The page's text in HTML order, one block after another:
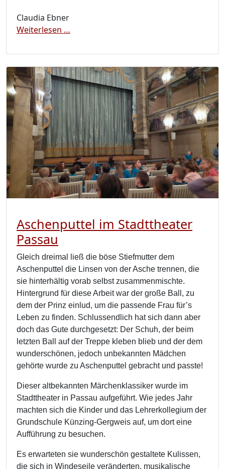
Claudia Ebner
Weiterlesen …
Aschenputtel im Stadttheater
Passau
Gleich dreimal ließ die böse Stiefmutter dem
Aschenputtel die Linsen von der Asche trennen, die
sie hinterhältig vorab selbst zusammenmischte.
Hintergrund für diese Arbeit war der große Ball, zu
dem der Prinz einlud, um die passende Frau für’s
Leben zu finden. Schlussendlich hat sich dann aber
doch das Gute durchgesetzt: Der Schuh, der beim
letzten Ball auf der Treppe kleben blieb und der dem
wunderschönen, jedoch unbekannten Mädchen
gehörte wurde zu Aschenputtel gebracht und passte!
Dieser altbekannten Märchenklassiker wurde im
Stadttheater in Passau aufgeführt. Wie jedes Jahr
machten sich die Kinder und das Lehrerkollegium der
Grundschule Künzing-Gergweis auf, um dort eine
Aufführung zu besuchen.
Es erwarteten sie wunderschön gestaltete Kulissen,
die sich in Windeseile veränderten, musikalische